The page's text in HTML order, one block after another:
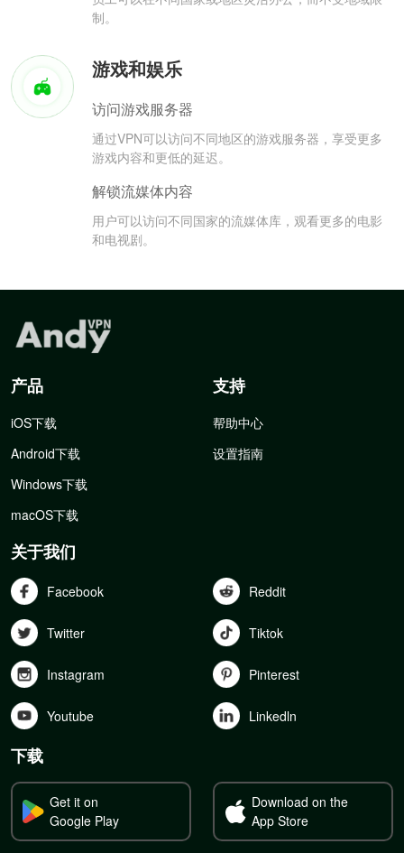
制。
游戏和娱乐
访问游戏服务器
通过VPN可以访问不同地区的游戏服务器，享受更多
游戏内容和更低的延迟。
解锁流媒体内容
用户可以访问不同国家的流媒体库，观看更多的电影
和电视剧。
产品
iOS下载
Android下载
Windows下载
macOS下载
支持
帮助中心
设置指南
关于我们
Facebook Reddit
Twitter Tiktok
Instagram Pinterest
Youtube Linkedln
下载
Get it on
Google Play
Download on the
App Store